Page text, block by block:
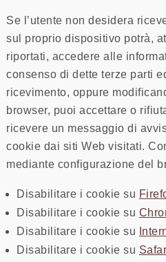
Se l’utente non desidera
sul proprio dispositivo potrà,
riportati, accedere alle
consenso di dette terze parti
ricevimento, oppure
browser, puoi accettare o
ricevere un messaggio di
cookie dai siti Web visitati.
mediante configurazione del
Disabilitare i cookie su
Disabilitare i cookie su
Disabilitare i cookie su
Disabilitare i cookie su